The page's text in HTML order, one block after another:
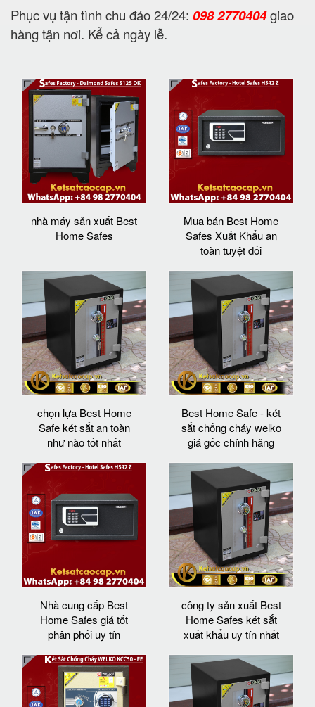
Phục vụ tận tình chu đáo 24/24: 098 2770404giao
hàng tận nơi. Kể cả ngày lễ.
nhà máy sản xuất Best
Home Safes
Mua bán Best Home
Safes Xuất Khẩu an
toàn tuyệt đối
chọn lựa Best Home
Safe két sắt an toàn
như nào tốt nhất
Best Home Safe - két
sắt chống cháy welko
giá gốc chính hãng
Nhà cung cấp Best
Home Safes giá tốt
phân phối uy tín
công ty sản xuất Best
Home Safes két sắt
xuất khẩu uy tín nhất